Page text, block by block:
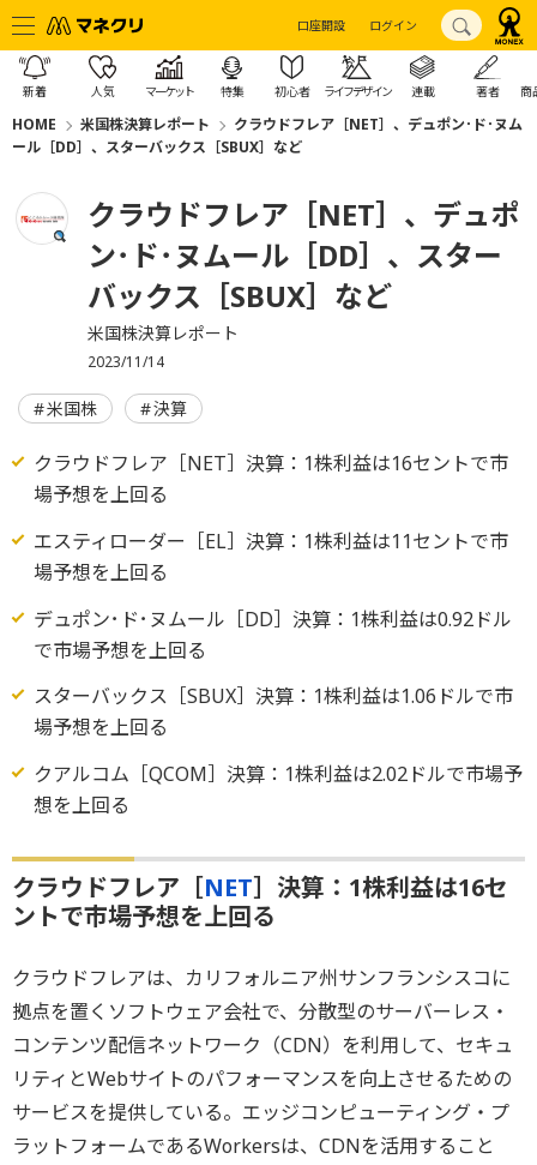
口座開設 ログイン
新着 人気 マーケット 特集 初心者 ライフデザイン 連載 著者 商
HOME 米国株決算レポート
クラウドフレア［NET］、デュポン･ド･ヌム
ール［DD］、スターバックス［SBUX］など
クラウドフレア［NET］、デュポ
ン･ド･ヌムール［DD］、スター
バックス［SBUX］など
米国株決算レポート
2023/11/14
米国株 決算
クラウドフレア［NET］決算：1株利益は16セントで市
場予想を上回る
エスティローダー［EL］決算：1株利益は11セントで市
場予想を上回る
デュポン･ド･ヌムール［DD］決算：1株利益は0.92ドル
で市場予想を上回る
スターバックス［SBUX］決算：1株利益は1.06ドルで市
場予想を上回る
クアルコム［QCOM］決算：1株利益は2.02ドルで市場予
想を上回る
クラウドフレア［NET］決算：1株利益は16セ
ントで市場予想を上回る
クラウドフレアは、カリフォルニア州サンフランシスコに
拠点を置くソフトウェア会社で、分散型のサーバーレス・
コンテンツ配信ネットワーク（CDN）を利用して、セキュ
リティとWebサイトのパフォーマンスを向上させるための
サービスを提供している。エッジコンピューティング・プ
ラットフォームであるWorkersは、CDNを活用すること